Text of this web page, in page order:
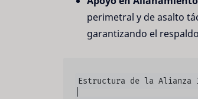
perimetral y de asalto
garantizando el
Estructura de la